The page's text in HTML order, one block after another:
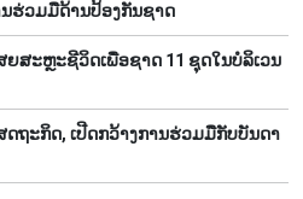
ນຮ່ວມມືດ້ານປ້ອງກັນຊາດ
ຍສະຫຼະຊີວິດເພື່ອຊາດ 11 ຊຸດໃນບໍລິເວນ
ດຖະກິດ, ເປີດກວ້າງການຮ່ວມມືກັບບັນດາ